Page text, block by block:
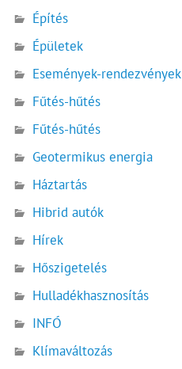
Építés
Épületek
Események-rendezvények
Fűtés-hűtés
Fűtés-hűtés
Geotermikus energia
Háztartás
Hibrid autók
Hírek
Hőszigetelés
Hulladékhasznosítás
INFÓ
Klímaváltozás